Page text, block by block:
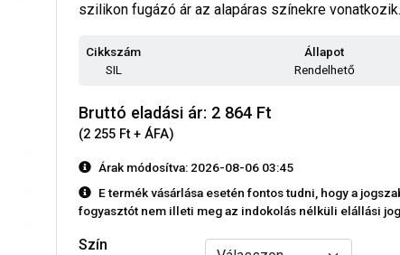
szilikon fugázó ár az alapáras színekre vonatkozik.
Cikkszám
SIL
Állapot
Rendelhető
Bruttó eladási ár: 2 864 Ft
(2 255 Ft + ÁFA)
Árak módosítva: 2026-08-06 03:45
E termék vásárlása esetén fontos tudni, hogy a
fogyasztót nem illeti meg az indokolás nélküli elállási
Szín